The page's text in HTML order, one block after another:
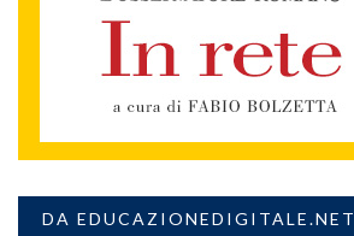
DA EDUCAZIONEDIGITALE.NET